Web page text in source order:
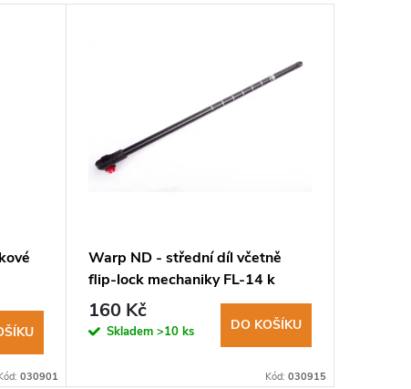
030901
Warp ND - střední díl včetně
flip-lock mechaniky FL-14 k
holím Gaia Evo
160 Kč
Skladem >10 ks DO KOŠÍKU
Kód: 030915